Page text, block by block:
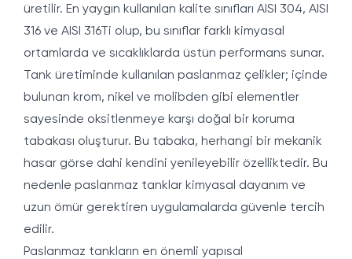
üretilir. En yaygın kullanılan kalite sınıfları AISI 304, AISI
316 ve AISI 316Ti olup, bu sınıflar farklı kimyasal
ortamlarda ve sıcaklıklarda üstün performans sunar.
Tank üretiminde kullanılan paslanmaz çelikler; içinde
bulunan krom, nikel ve molibden gibi elementler
sayesinde oksitlenmeye karşı doğal bir koruma
tabakası oluşturur. Bu tabaka, herhangi bir mekanik
hasar görse dahi kendini yenileyebilir özelliktedir. Bu
nedenle paslanmaz tanklar kimyasal dayanım ve
uzun ömür gerektiren uygulamalarda güvenle tercih
edilir.
Paslanmaz tankların en önemli yapısal